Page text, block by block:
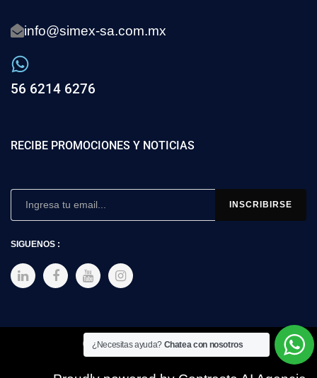
info@simex-sa.com.mx
56 6214 6276
RECIBE PROMOCIONES Y NOTICIAS
SIGUENOS :
Copyright © 2025 SIMEX
¿Necesitas ayuda? Chatea con nosotros